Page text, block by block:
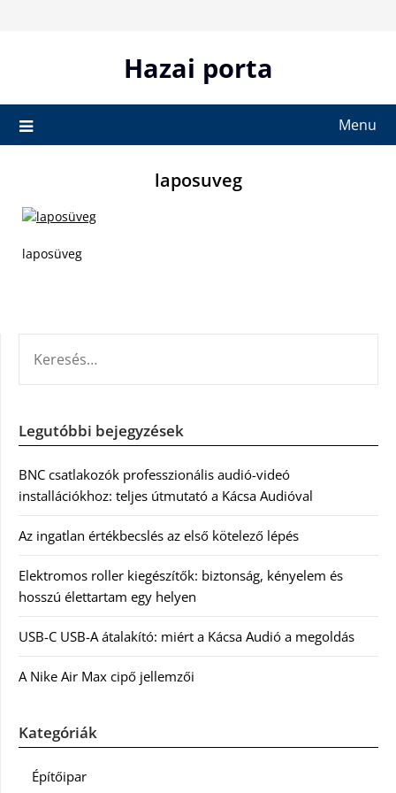
Hazai porta
Menu
laposuveg
laposüveg
Legutóbbi bejegyzések
BNC csatlakozók professzionális audió-videó
installációkhoz: teljes útmutató a Kácsa Audióval
Az ingatlan értékbecslés az első kötelező lépés
Elektromos roller kiegészítők: biztonság, kényelem és
hosszú élettartam egy helyen
USB-C USB-A átalakító: miért a Kácsa Audió a megoldás
A Nike Air Max cipő jellemzői
Kategóriák
Építőipar